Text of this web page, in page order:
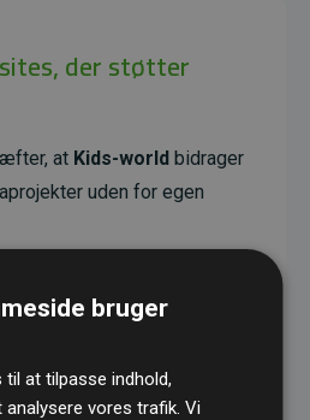
der støtter
at Kids-world bidrager
uden for egen
i gennemsnit svarer til
som den estimerede
gennem Gold
bruger
at tilpasse indhold,
vores trafik. Vi